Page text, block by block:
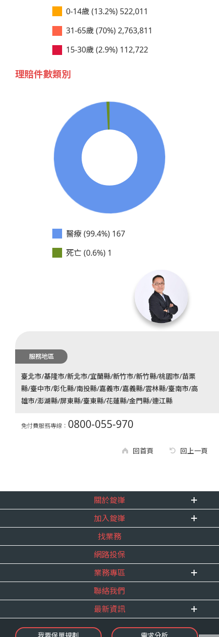
0-14歲 (13.2%) 522,011
31-65歲 (70%) 2,763,811
15-30歲 (2.9%) 112,722
理賠件數類別
醫療 (99.4%) 167
死亡 (0.6%) 1
服務地區
臺北市/基隆市/新北市/宜蘭縣/新竹市/新竹縣/桃園市/苗栗
縣/臺中市/彰化縣/南投縣/嘉義市/嘉義縣/雲林縣/臺南市/高
雄市/澎湖縣/屏東縣/臺東縣/花蓮縣/金門縣/連江縣
免付費服務專線： 0800-055-970
回首頁 回上一頁
關於錠嵂
企業資訊
重要事跡
得獎紀錄
服務宣言
合作夥伴
加入錠嵂
內勤招聘
精英招募
年度增員計畫
找業務
網路投保
業務專區
E 線資源網
聯絡我們
最新資訊
最新消息